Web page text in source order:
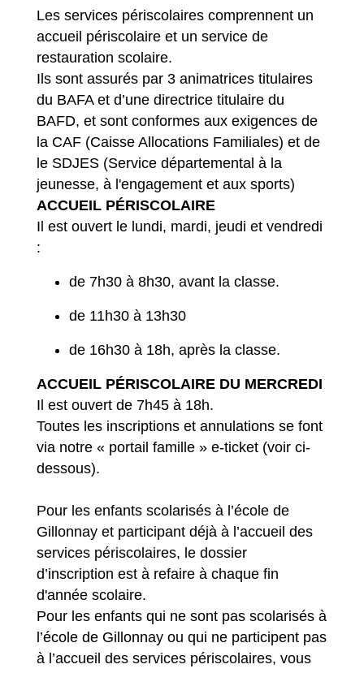
Les services périscolaires comprennent un
accueil périscolaire et un service de
restauration scolaire.
Ils sont assurés par 3 animatrices titulaires
du BAFA et d’une directrice titulaire du
BAFD, et sont conformes aux exigences de
la CAF (Caisse Allocations Familiales) et de
le SDJES (Service départemental à la
jeunesse, à l'engagement et aux sports)
ACCUEIL PÉRISCOLAIRE
Il est ouvert le lundi, mardi, jeudi et vendredi
:
de 7h30 à 8h30, avant la classe.
de 11h30 à 13h30
de 16h30 à 18h, après la classe.
ACCUEIL PÉRISCOLAIRE DU MERCREDI
Il est ouvert de 7h45 à 18h.
Toutes les inscriptions et annulations se font
via notre « portail famille » e-ticket (voir ci-
dessous).
Pour les enfants scolarisés à l’école de
Gillonnay et participant déjà à l’accueil des
services périscolaires, le dossier
d’inscription est à refaire à chaque fin
d'année scolaire.
Pour les enfants qui ne sont pas scolarisés à
l’école de Gillonnay ou qui ne participent pas
à l’accueil des services périscolaires, vous